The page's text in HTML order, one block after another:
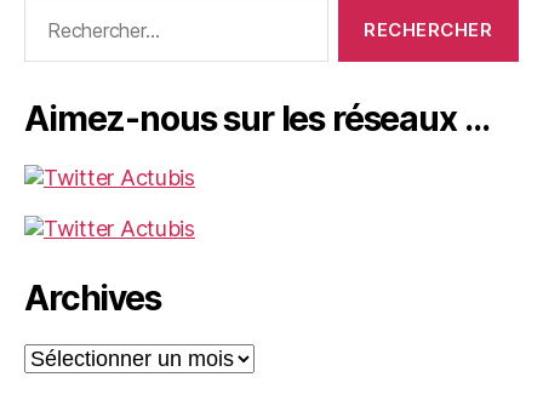
Aimez-nous sur les réseaux …
Archives
Archives